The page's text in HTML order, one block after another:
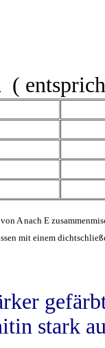
(
A nach E
mit einem
stark